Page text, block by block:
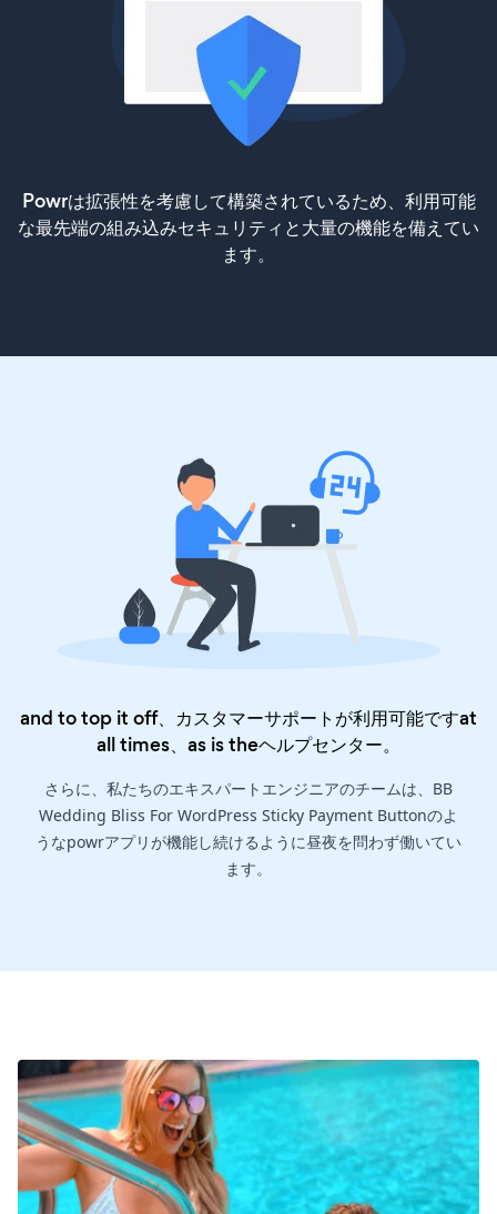
Powrは拡張性を考慮して構築されているため、利用可能
な最先端の組み込みセキュリティと大量の機能を備えてい
ます。
and to top it off、カスタマーサポートが利用可能ですat
all times、as is theヘルプセンター。
さらに、私たちのエキスパートエンジニアのチームは、BB
Wedding Bliss For WordPress Sticky Payment Buttonのよ
うなpowrアプリが機能し続けるように昼夜を問わず働いてい
ます。